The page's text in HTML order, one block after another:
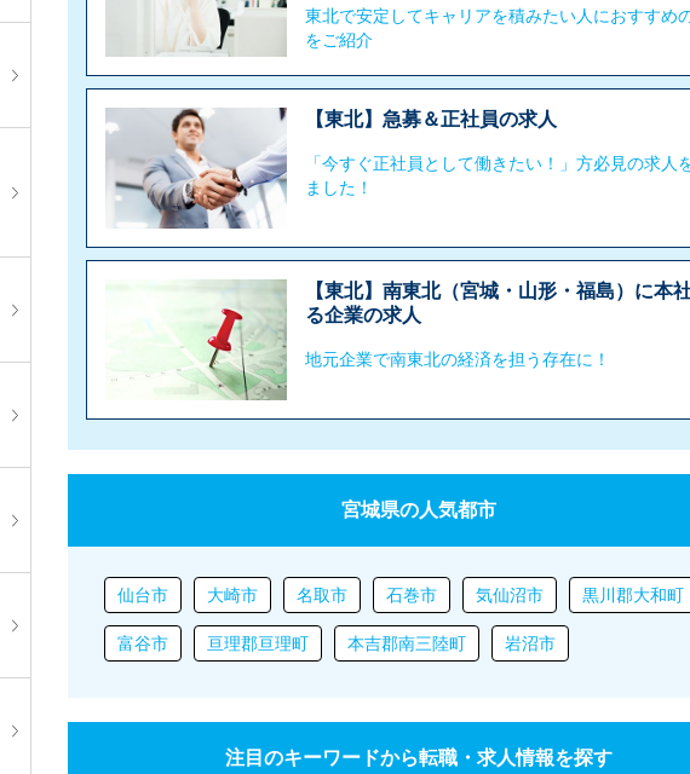
東北で安定してキャリアを積みたい人におすすめ
をご紹介
【東北】急募＆正社員の求人
「今すぐ正社員として働きたい！」方必見の求人
ました！
【東北】南東北（宮城・山形・福島）に本
る企業の求人
地元企業で南東北の経済を担う存在に！
宮城県の人気都市
仙台市 大崎市 名取市 石巻市 気仙沼市 黒川郡大和町
富谷市 亘理郡亘理町 本吉郡南三陸町 岩沼市
注目のキーワードから転職・求人情報を探す